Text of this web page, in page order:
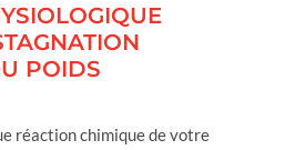
POIDS
réaction chimique de votre